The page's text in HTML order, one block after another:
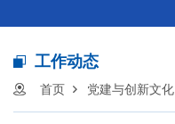
工作动态
首页 党建与创新文化